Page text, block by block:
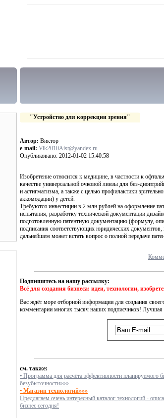
"Устройство для коррекции зрения"
Автор: Виктор
e-mail: Vik2010Aist@yandex.ru
Опубликовано: 2012-01-02 15:40:58
Изобретение относится к медицине, в частности к
качестве универсальной очковой линзы для без-
и астигматизма, а также с целью профилактики
аккомодации) у детей.
Требуются инвестиции в 2 млн.рублей на оформление
испытания, разработку технической документации
подготовленную патентную документацию (формулу,
подписания соответствующих юридических
дальнейшем может встать вопрос о полной передаче
Подпишитесь на нашу рассылку:
Всё для создания бизнеса: идеи, технологии,
Вас ждёт море отборной информации для создания
комментарии многих тысяч наших подписчиков! Лучшая
см. также:
• Программа для расчёта эффективности планируемого
безубыточности»»»
• Магазин технологий»»»
Предлагаем очень интересный каталог технологий -
бизнес сегодня!